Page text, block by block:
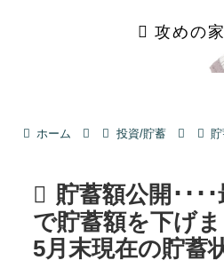
攻めの
ホーム 投資/貯蓄
貯蓄額公開･･･
で貯蓄額を下げ
5月末現在の貯蓄